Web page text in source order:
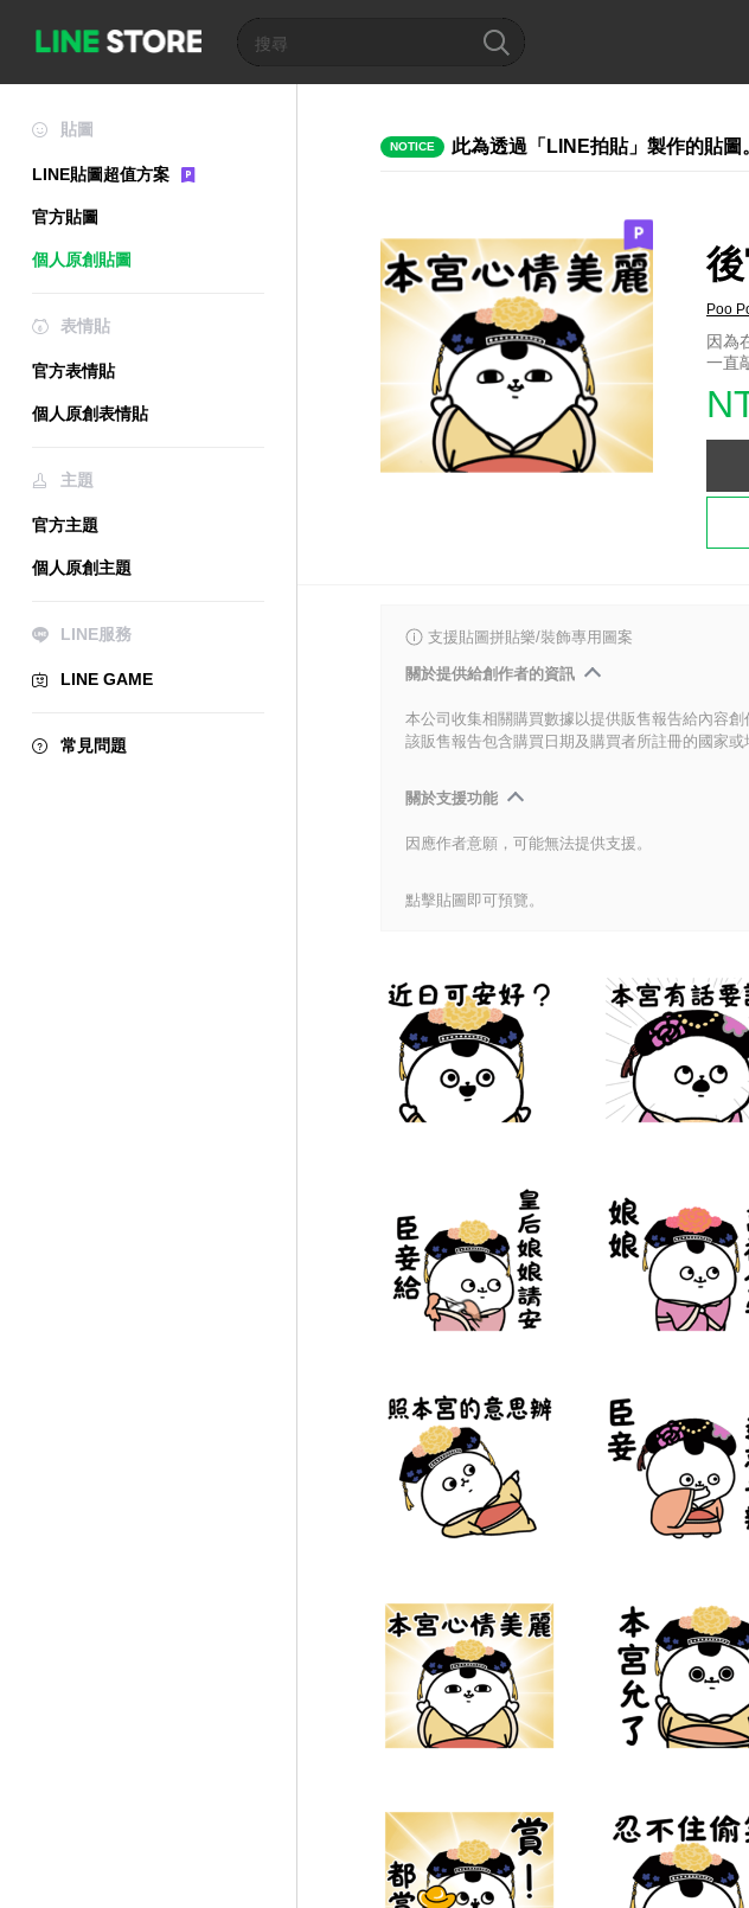
貼圖
LINE貼圖超值方案
官方貼圖
個人原創貼圖
表情貼
官方表情貼
個人原創表情貼
主題
官方主題
個人原創主題
LINE服務
LINE GAME
常見問題
NOTICE 此為透過「LINE拍貼」製作的貼圖
Poo
因為
一直
支援貼圖拼貼樂/裝飾專用圖案
關於提供給創作者的資訊
本公司收集相關購買數據以提供販售報告給內容創
該販售報告包含購買日期及購買者所註冊的國家或
關於支援功能
因應作者意願，可能無法提供支援。
點擊貼圖即可預覽。